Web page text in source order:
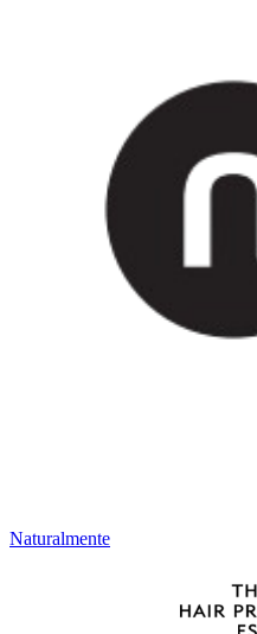
Naturalmente